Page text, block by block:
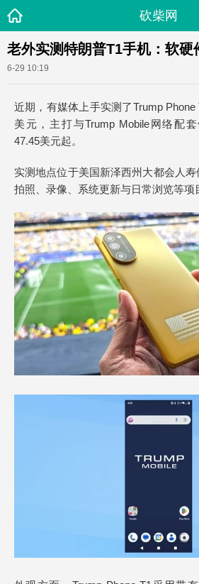
砍柴网
老外实测特朗普T1手机：软硬
6-29 10:19
近期，有媒体上手实测了Trump
美元，主打与Trump Mobile网络配
47.45美元起。
实测地点位于美国新泽西州大都会人
拍照、录像、系统更新与日常浏览等项